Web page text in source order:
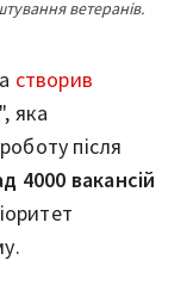
ветеранів.
створив
яка
після
4000 вакансій